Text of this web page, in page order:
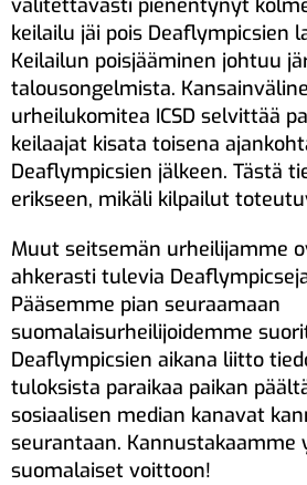
keilailu jäi pois Deaflympicsien
Keilailun poisjääminen johtuu
talousongelmista.
urheilukomitea ICSD selvittää
keilaajat kisata toisena
Deaflympicsien jälkeen. Tästä
erikseen, mikäli kilpailut
Muut seitsemän urheilijamme
ahkerasti tulevia
Pääsemme pian seuraamaan
suomalaisurheilijoidemme
Deaflympicsien aikana liitto
tuloksista paraikaa paikan
sosiaalisen median kanavat
seurantaan. Kannustakaamme
suomalaiset voittoon!